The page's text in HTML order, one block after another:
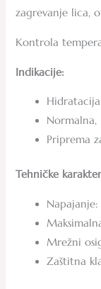
zagrevanje lica,
Kontrola
Indikacije:
Hidratacija
Priprema
Tehničke
Mrežni
Zaštitna